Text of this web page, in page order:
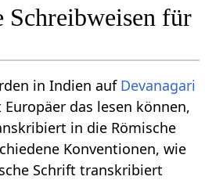
Schreibweisen für
in Indien auf Devanagari
das lesen können,
in die Römische
Konventionen, wie
Schrift transkribiert